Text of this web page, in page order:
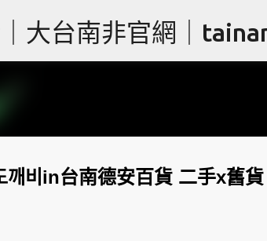
跳到主要內容
大台南非官網｜
비in台南德安百貨 二手x舊